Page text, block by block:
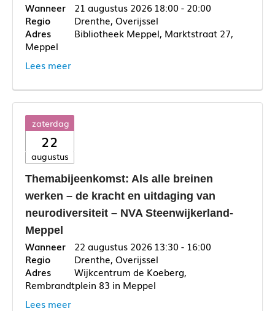
21 augustus 2026 18:00 - 20:00
Drenthe, Overijssel
Bibliotheek Meppel, Marktstraat 27,
Meppel
Lees meer
zaterdag
22
augustus
Themabijeenkomst: Als alle breinen
werken – de kracht en uitdaging van
neurodiversiteit – NVA Steenwijkerland-
Meppel
22 augustus 2026 13:30 - 16:00
Drenthe, Overijssel
Wijkcentrum de Koeberg,
Rembrandtplein 83 in Meppel
Lees meer